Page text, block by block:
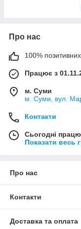
Про нас
100% позитивних
Працює з
м. Суми
м. Суми, вул.
Контакти
Сьогодні
Показати весь
Про нас
Контакти
Доставка та оплата